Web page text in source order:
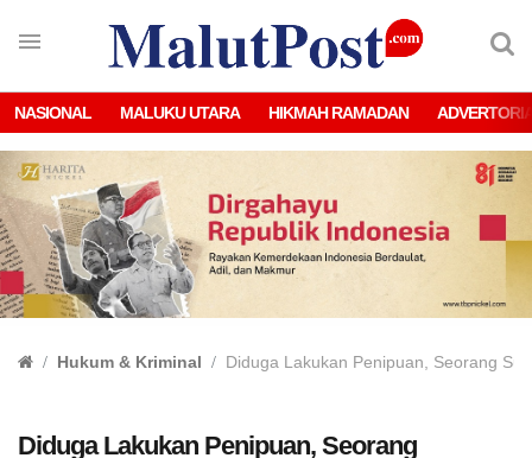
NASIONAL MALUKU UTARA HIKMAH RAMADAN
Hukum & Kriminal Diduga Lakukan Penipuan, Seorang
Diduga Lakukan Penipuan, Seorang